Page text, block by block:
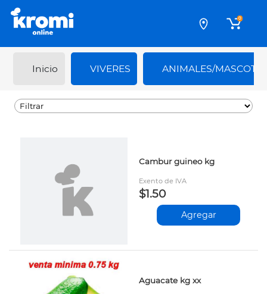
0
Inicio VIVERES ANIMALES/
Cambur guineo kg
Exento de IVA
$1.50
Agregar
Aguacate kg xx